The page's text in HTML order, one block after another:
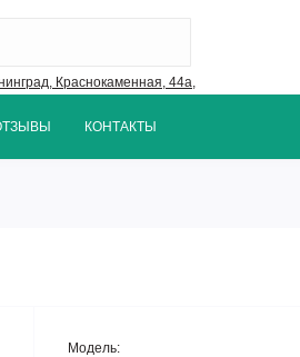
Краснокаменная, 44а,
КОНТАКТЫ
Модель: